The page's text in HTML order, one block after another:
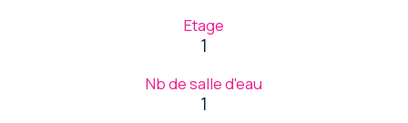
Etage
1
Nb de salle d'eau
1